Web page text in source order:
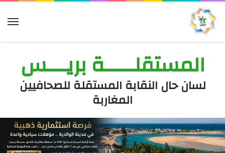
المستقلــــــة بريــــس
لسان حال النقابة المستقلة للصحافيين
المغاربة